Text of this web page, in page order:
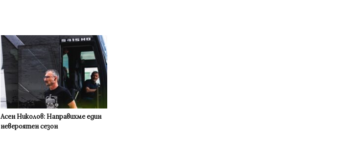
Асен Николов: Направихме един
невероятен сезон